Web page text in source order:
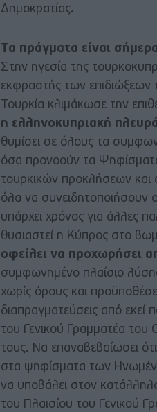
Δημοκρατίας.
Τα πράγματα είναι
Στην ηγεσία της
εκφραστής των επιδιώξεων
Τουρκία κλιμάκωσε την
η ελληνοκυπριακή
θυμίσει σε όλους τα
όσα προνοούν τα
τουρκικών προκλήσεων
όλα να συνειδητοποιήσουν
υπάρχει χρόνος για άλλες
θυσιαστεί η Κύπρος στο
οφείλει να προχωρήσει
συμφωνημένο πλαίσιο
χωρίς όρους και
διαπραγματεύσεις από εκεί
του Γενικού Γραμματέα του
τους. Να επαναβεβαίωσει
στα ψηφίσματα των
να υποβάλει στον
του Πλαισίου του Γενικού